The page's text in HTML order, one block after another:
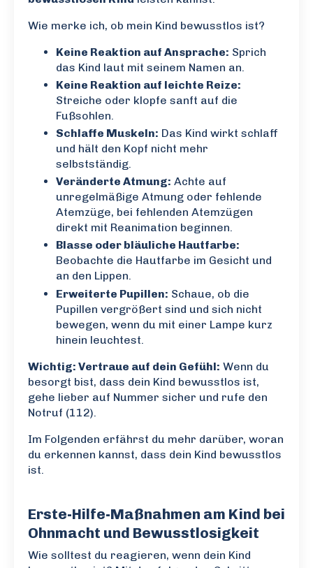
Wie merke ich, ob mein Kind bewusstlos ist?
Keine Reaktion auf Ansprache: Sprich
das Kind laut mit seinem Namen an.
Keine Reaktion auf leichte Reize:
Streiche oder klopfe sanft auf die
Fußsohlen.
Schlaffe Muskeln: Das Kind wirkt schlaff
und hält den Kopf nicht mehr
selbstständig.
Veränderte Atmung: Achte auf
unregelmäßige Atmung oder fehlende
Atemzüge, bei fehlenden Atemzügen
direkt mit Reanimation beginnen.
Blasse oder bläuliche Hautfarbe:
Beobachte die Hautfarbe im Gesicht und
an den Lippen.
Erweiterte Pupillen: Schaue, ob die
Pupillen vergrößert sind und sich nicht
bewegen, wenn du mit einer Lampe kurz
hinein leuchtest.
Wichtig: Vertraue auf dein Gefühl: Wenn du
besorgt bist, dass dein Kind bewusstlos ist,
gehe lieber auf Nummer sicher und rufe den
Notruf (112).
Im Folgenden erfährst du mehr darüber, woran
du erkennen kannst, dass dein Kind bewusstlos
ist.
Erste-Hilfe-Maßnahmen am Kind bei
Ohnmacht und Bewusstlosigkeit
Wie solltest du reagieren, wenn dein Kind